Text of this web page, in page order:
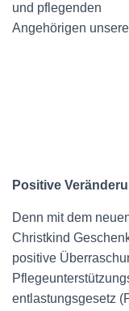
und pflegenden
Angehörigen
Positive
Denn mit dem
Christkind
positive
entlastungsgesetz